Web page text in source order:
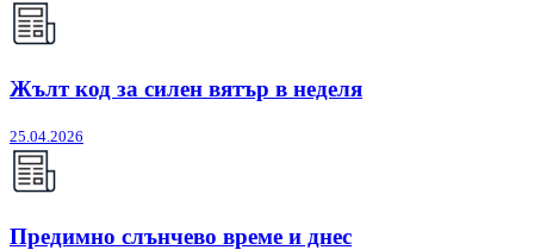
Жълт код за силен вятър в неделя
25.04.2026
Предимно слънчево време и днес